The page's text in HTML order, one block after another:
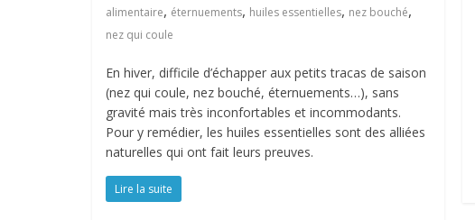
alimentaire, éternuements, huiles essentielles, nez bouché,
nez qui coule
En hiver, difficile d’échapper aux petits tracas de saison
(nez qui coule, nez bouché, éternuements…), sans
gravité mais très inconfortables et incommodants.
Pour y remédier, les huiles essentielles sont des alliées
naturelles qui ont fait leurs preuves.
Lire la suite